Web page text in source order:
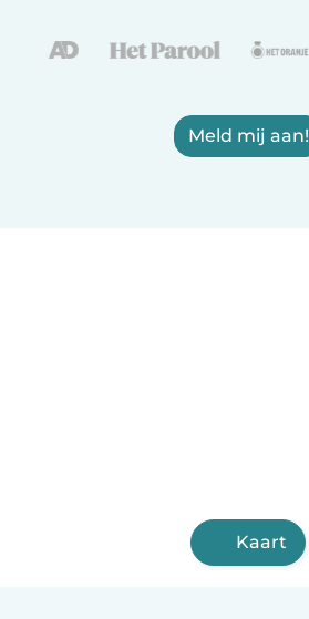
Meld mij aan!
Kaart